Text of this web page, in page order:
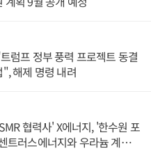
럼프 정부 풍력 프로젝트 동결
해제 명령 내려
협력사' X에너지, '한수원 포
트러스에너지와 우라늄 계약